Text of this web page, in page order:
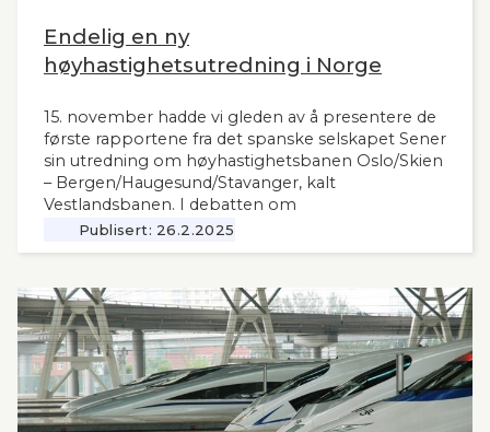
Endelig en ny
høyhastighetsutredning i Norge
15. november hadde vi gleden av å presentere de
første rapportene fra det spanske selskapet Sener
sin utredning om høyhastighetsbanen Oslo/Skien
– Bergen/Haugesund/Stavanger, kalt
Vestlandsbanen. I debatten om
høyhastighetsbaner i Norge har man savnet et
nytt og oppdatert grunnlag, siden tidligere,
tid. Seners utredning vil derfor være interessant
også for andre aktuelle høyhastighetsbaner i
Norge og til våre naboland.
Publisert: 26.2.2025